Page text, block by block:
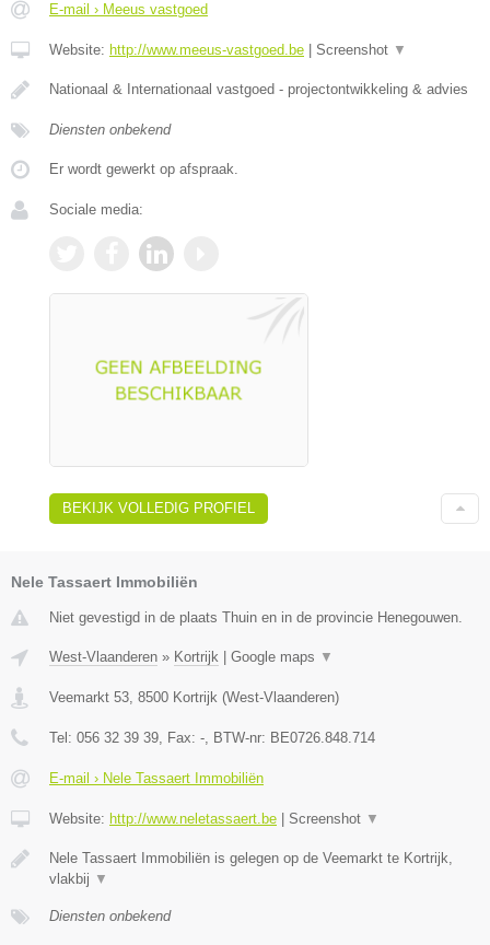
E-mail › Meeus vastgoed
Website: http://www.meeus-vastgoed.be Screenshot ▼
Nationaal & Internationaal vastgoed - projectontwikkeling & advies
Diensten onbekend
Er wordt gewerkt op afspraak.
Sociale media:
BEKIJK VOLLEDIG PROFIEL
Nele Tassaert Immobiliën
Niet gevestigd in de plaats Thuin en in de provincie Henegouwen.
West-Vlaanderen » Kortrijk Google maps ▼
Veemarkt 53 8500 Kortrijk (West-Vlaanderen)
Tel: 056 32 39 39 , Fax: - , BTW-nr: BE0726.848.714
E-mail › Nele Tassaert Immobiliën
Website: http://www.neletassaert.be Screenshot ▼
Nele Tassaert Immobiliën is gelegen op de Veemarkt te Kortrijk,
vlakbij ▼
Diensten onbekend